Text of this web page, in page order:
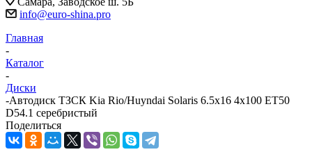
info@euro-shina.pro
Главная
-
Каталог
-
Диски
-Автодиск ТЗСК Kia Rio/Huyndai Solaris 6.5x16 4x100 ET50
D54.1 серебристый
Поделиться